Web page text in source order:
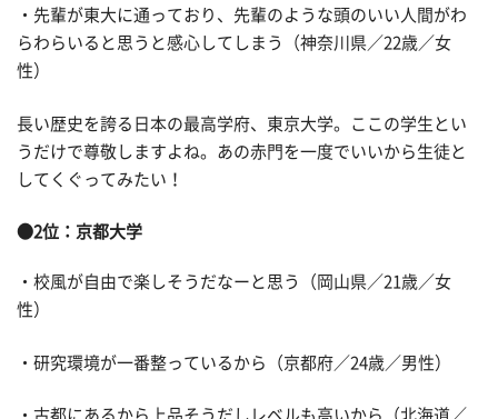
・先輩が東大に通っており、先輩のような頭のいい人間がわ
らわらいると思うと感心してしまう（神奈川県／22歳／女
性）
長い歴史を誇る日本の最高学府、東京大学。ここの学生とい
うだけで尊敬しますよね。あの赤門を一度でいいから生徒と
してくぐってみたい！
●2位：京都大学
・校風が自由で楽しそうだなーと思う（岡山県／21歳／女
性）
・研究環境が一番整っているから（京都府／24歳／男性）
・古都にあるから上品そうだしレベルも高いから（北海道／